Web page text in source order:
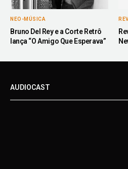
NEO-MÚSICA
Bruno Del Rey e a Corte Retrô
lança “O Amigo Que Esperava”
AUDIOCAST